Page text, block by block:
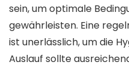
sein, um optimale
gewährleisten. Eine
ist unerlässlich, um die
Auslauf sollte